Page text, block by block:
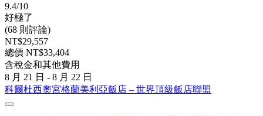
9.4/10
好極了
(68 則評論)
NT$29,557
總價 NT$33,404
含稅金和其他費用
8 月 21 日 - 8 月 22 日
科爾杜西奧宮格蘭美利亞飯店 – 世界頂級飯店聯盟